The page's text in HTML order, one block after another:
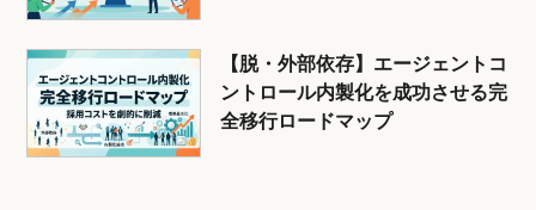
【脱・外部依存】エージェントコ
ントロール内製化を成功させる完
全移行ロードマップ